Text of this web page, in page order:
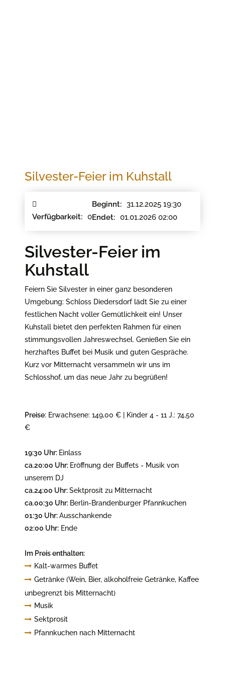
Silvester-Feier im Kuhstall
Verfügbarkeit: 0
Beginnt: 31.12.2025 19:30
Endet: 01.01.2026 02:00
Silvester-Feier im
Kuhstall
Feiern Sie Silvester in einer ganz besonderen
Umgebung: Schloss Diedersdorf lädt Sie zu einer
festlichen Nacht voller Gemütlichkeit ein! Unser
Kuhstall bietet den perfekten Rahmen für einen
stimmungsvollen Jahreswechsel. Genießen Sie ein
herzhaftes Buffet bei Musik und guten Gespräche.
Kurz vor Mitternacht versammeln wir uns im
Schlosshof, um das neue Jahr zu begrüßen!
Preise: Erwachsene: 149,00 € | Kinder 4 - 11 J.: 74,50
€
19:30 Uhr: Einlass
ca.20:00 Uhr: Eröffnung der Buffets - Musik von
unserem DJ
ca.24:00 Uhr:Sektprosit zu Mitternacht
ca.00:30 Uhr: Berlin-Brandenburger Pfannkuchen
01:30 Uhr:Ausschankende
02:00 Uhr: Ende
Im Preis enthalten:
Kalt-warmes Buffet
Getränke (Wein, Bier, alkoholfreie Getränke, Kaffee
unbegrenzt bis Mitternacht)
Musik
Sektprosit
Pfannkuchen nach Mitternacht